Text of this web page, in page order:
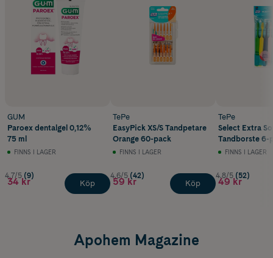
GUM
Paroex dentalgel 0,12%
75 ml
FINNS I LAGER
4.7/5 (9)
34 kr Köp
TePe
EasyPick XS/S Tandpetare
Orange 60-pack
FINNS I LAGER
4.6/5 (42)
59 kr Köp
TePe
Select Extra
Tandborste 6-
FINNS I LAGER
4.8/5 (52)
49 kr
Apohem Magazine